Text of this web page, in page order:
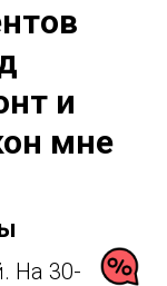
и
мне
На 30-